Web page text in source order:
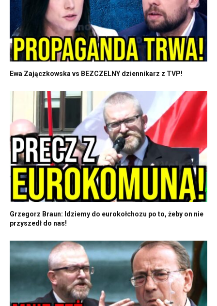
Ewa Zajączkowska vs BEZCZELNY dziennikarz z TVP!
Grzegorz Braun: Idziemy do eurokołchozu po to, żeby on nie
przyszedł do nas!